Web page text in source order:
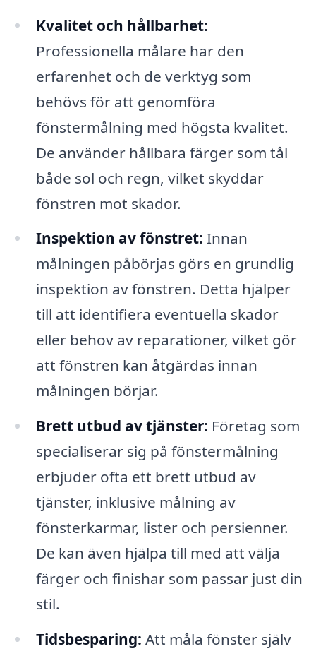
Kvalitet och hållbarhet:
Professionella målare har den
erfarenhet och de verktyg som
behövs för att genomföra
fönstermålning med högsta kvalitet.
De använder hållbara färger som tål
både sol och regn, vilket skyddar
fönstren mot skador.
Inspektion av fönstret: Innan
målningen påbörjas görs en grundlig
inspektion av fönstren. Detta hjälper
till att identifiera eventuella skador
eller behov av reparationer, vilket gör
att fönstren kan åtgärdas innan
målningen börjar.
Brett utbud av tjänster: Företag som
specialiserar sig på fönstermålning
erbjuder ofta ett brett utbud av
tjänster, inklusive målning av
fönsterkarmar, lister och persienner.
De kan även hjälpa till med att välja
färger och finishar som passar just din
stil.
Tidsbesparing: Att måla fönster själv